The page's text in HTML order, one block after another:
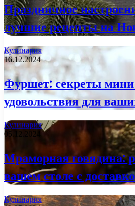
Праздничное
лучшие рецепты на
Кулинария
16.12.2024
Фуршет: секреты
удовольствия для
Кулинария
05.12.2024
Мраморная говядина:
вашем столе с
Кулинария